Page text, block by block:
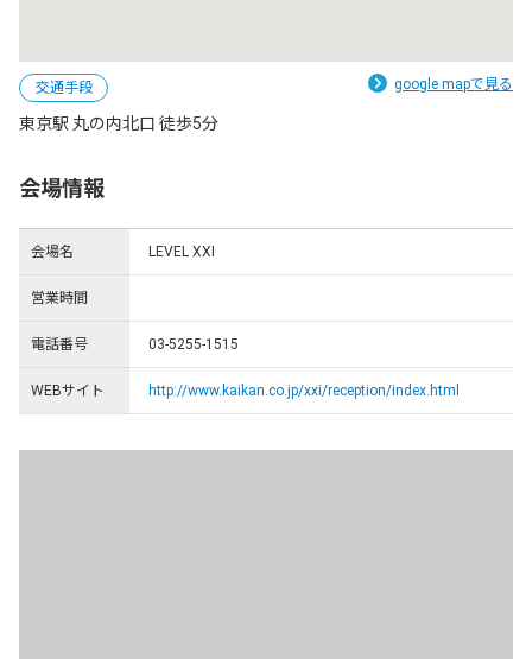
google mapで見る
交通手段
東京駅 丸の内北口 徒歩5分
会場情報
会場名 LEVEL XXI
営業時間
電話番号 03-5255-1515
WEBサイト http://www.kaikan.co.jp/xxi/reception/index.html